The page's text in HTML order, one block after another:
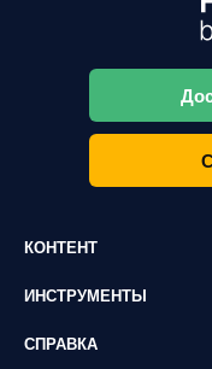
КОНТЕНТ
ИНСТРУМЕНТЫ
СПРАВКА